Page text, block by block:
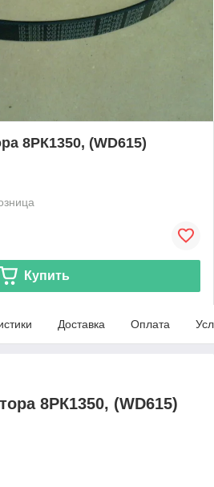
8РК1350, (WD615)
Купить
Доставка Оплата
8РК1350, (WD615)